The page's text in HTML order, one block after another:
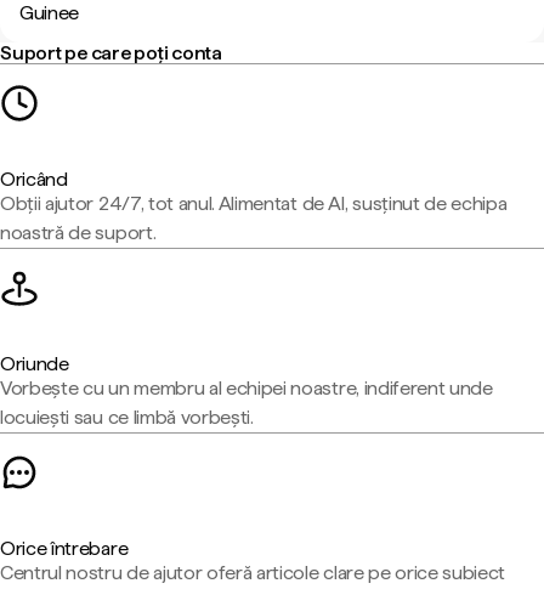
Guinee
Suport pe care poți conta
Oricând
Obții ajutor 24/7, tot anul. Alimentat de AI, susținut de echipa
noastră de suport.
Oriunde
Vorbește cu un membru al echipei noastre, indiferent unde
locuiești sau ce limbă vorbești.
Orice întrebare
Centrul nostru de ajutor oferă articole clare pe orice subiect